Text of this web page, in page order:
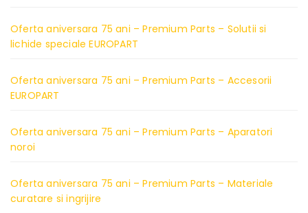
Oferta aniversara 75 ani – Premium Parts – Solutii si
lichide speciale EUROPART
Oferta aniversara 75 ani – Premium Parts – Accesorii
EUROPART
Oferta aniversara 75 ani – Premium Parts – Aparatori
noroi
Oferta aniversara 75 ani – Premium Parts – Materiale
curatare si ingrijire